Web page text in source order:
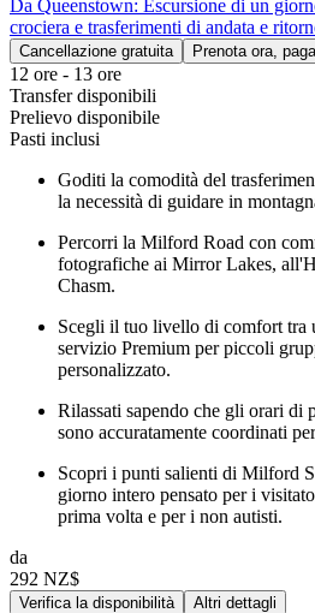
Da Queenstown: Escursione di un
crociera e trasferimenti di andata e
Cancellazione gratuita Prenota ora,
12 ore - 13 ore
Transfer disponibili
Prelievo disponibile
Pasti inclusi
Goditi la comodità del
la necessità di guidare in
Percorri la Milford Road con
fotografiche ai Mirror Lakes,
Chasm.
Scegli il tuo livello di comfort tra
servizio Premium per piccoli
personalizzato.
Rilassati sapendo che gli orari di
sono accuratamente coordinati
Scopri i punti salienti di Milford
giorno intero pensato per i
prima volta e per i non autisti.
da
292 NZ$
Verifica la disponibilità Altri dettagli